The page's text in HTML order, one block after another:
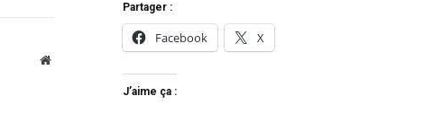
Website
Partager :
Facebook X
J’aime ça :